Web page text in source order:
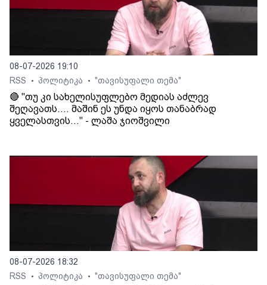
08-07-2026 19:10
RSS
• პოლიტიკა • "თავისუფალი თემა"
🔴 "თუ კი სახელისუფლებო მედიას აძლევ
შეღავათს.... მაშინ ეს უნდა იყოს თანაბრად
ყველასთვის..." - ლაშა ჯიოშვილი
08-07-2026 18:32
RSS
• პოლიტიკა • "თავისუფალი თემა"